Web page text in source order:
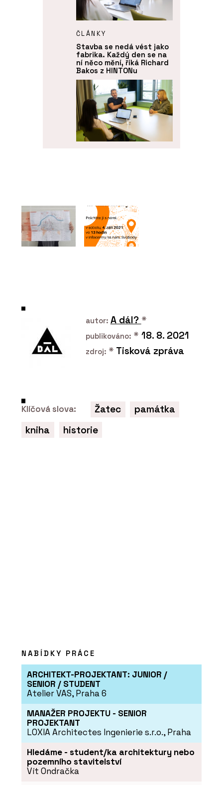
ČLÁNKY
Stavba se nedá vést jako
fabrika. Každý den se na
ní něco mění, říká Richard
Bakos z HINTONu
HINTONu
ještě neexistuje.
Rozhovor s Jiřím
Podolským, technickým
ředitelem z HINTONu
O FIRMĚ
ČLÁNKY
„Monolit není jen
technika, je to řemeslo.“
Polzem z HINTONu o
betonu, kreativitě a práci
s architekty
autor: A dál? *
publikováno: * 18. 8. 2021
zdroj: * Tisková zpráva
Klíčová slova: Žatec
památka
kniha
historie
NABÍDKY PRÁCE
ARCHITEKT-PROJEKTANT: JUNIOR /
SENIOR / STUDENT
Atelier VAS, Praha 6
MANAŽER PROJEKTU - SENIOR
PROJEKTANT
LOXIA Architectes Ingenierie s.r.o., Praha
Hledáme - student/ka architektury nebo
pozemního stavitelství
Vít Ondračka